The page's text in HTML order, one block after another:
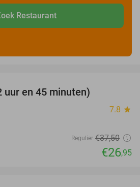
Restaurant
uur en 45 minuten)
7.8 star
Regulier €37,50
€26,95